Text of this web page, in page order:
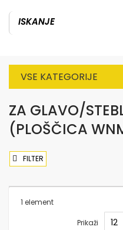
VSE KATEGORIJE
ZA GLAVO/
(PLOŠČICA
1 element
Prikaži
FILTER